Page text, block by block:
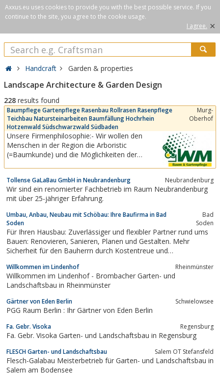
Axxus.eu uses cookies to provide you with the best possible service. If you
continue to the site, you agree to the cookie usage.
I agree. ×
Handcraft Garden & properties
Landscape Architecture & Garden Design
228 results found
Baumpflege Gartenpflege Rasenbau Rollrasen Rasenpflege
Teichbau Natursteinarbeiten Baumfällung Hochrhein
Hotzenwald Südschwarzwald Südbaden
Murg-
Oberhof
Unsere Firmenphilosophie:- Wir wollen den
Menschen in der Region die Arboristic
(=Baumkunde) und die Möglichkeiten der
persönlich schon immer wichtig.- Wir arbeiten in
jedem Garten so, als wenn es unser Eigener
wäre. Nur so, kann eine...
Tollense GaLaBau GmbH in Neubrandenburg Neubrandenburg
Wir sind ein renomierter Fachbetrieb im Raum Neubrandenburg
mit über 25-jähriger Erfahrung.
Umbau, Anbau, Neubau mit Schöbau: Ihre Baufirma in Bad
Soden
Bad
Soden
Für Ihren Hausbau: Zuverlässiger und flexibler Partner rund ums
Bauen: Renovieren, Sanieren, Planen und Gestalten. Mehr
Sicherheit für den Bauherrn durch Kostentreue und
Rhein Main Taunus.
Willkommen im Lindenhof Rheinmünster
Willkommen im Lindenhof - Brombacher Garten- und
Landschaftsbau in Rheinmünster
Gärtner von Eden Berlin Schwielowsee
PGG Raum Berlin : Ihr Gärtner von Eden Berlin
Fa. Gebr. Visoka Regensburg
Fa. Gebr. Visoka Garten- und Landschaftsbau in Regensburg
FLESCH Garten- und Landschaftsbau Salem OT Stefansfeld
Flesch-Galabau Meisterbetrieb für Garten- und Landschaftsbau in
Salem am Bodensee